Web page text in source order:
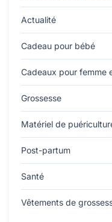
Actualité
Cadeau pour bébé
Cadeaux pour femme
Grossesse
Matériel de
Post-partum
Santé
Vêtements de